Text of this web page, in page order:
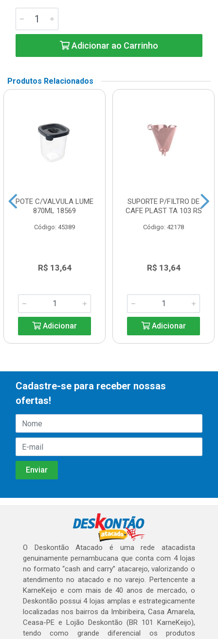
Adicionar ao Carrinho
Produtos Relacionados
POTE C/VALVULA LUME
870ML 18569
Código: 45389
R$ 13,64
Adicionar
SUPORTE P/FILTRO DE
CAFE PLAST TA 103 RS
Código: 42178
R$ 13,64
Adicionar
Cadastre-se para receber nossas
ofertas!
O Deskontão Atacado é uma rede atacadista
genuinamente pernambucana que conta com 4 lojas
no formato “cash and carry” atacarejo, valorizando o
atendimento no atacado e no varejo. Pertencente a
KarneKeijo e com mais de 40 anos de mercado, o
Deskontão possui 4 lojas amplas e estrategicamente
localizadas nos bairros da Imbiribeira, Casa Amarela,
Ceasa-PE e Lojão Deskontão (BR 101 KarneKeijo),
tendo como grande diferencial os produtos